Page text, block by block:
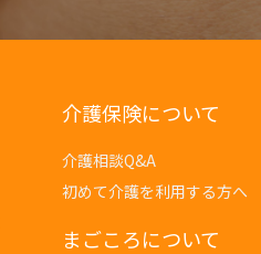
介護保険について
介護相談Q&A
初めて介護を利用する方へ
まごころについて